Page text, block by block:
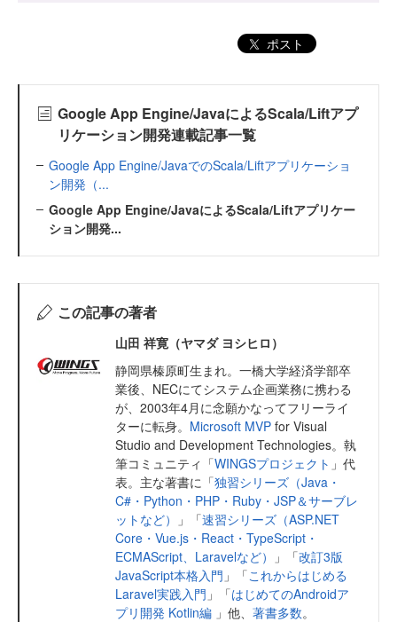
ポスト
Google App Engine/JavaによるScala/Liftアプ
リケーション開発連載記事一覧
Google App Engine/JavaでのScala/Liftアプリケーショ
ン開発（...
Google App Engine/JavaによるScala/Liftアプリケー
ション開発...
この記事の著者
山田 祥寛（ヤマダ ヨシヒロ）
静岡県榛原町生まれ。一橋大学経済学部卒
業後、NECにてシステム企画業務に携わる
が、2003年4月に念願かなってフリーライ
ターに転身。 Microsoft MVP for Visual
Studio and Development Technologies。執
筆コミュニティ「WINGSプロジェクト 」代
表。主な著書に「独習シリーズ（Java・
C#・Python・PHP・Ruby・JSP＆サーブレ
ットなど）
」「速習シリーズ（ASP.NET
Core・Vue.js・React・TypeScript・
ECMAScript、Laravelなど）
」「改訂3版
JavaScript本格入門 」「これからはじめる
Laravel実践入門 」「はじめてのAndroidア
プリ開発 Kotlin編 」他、 著書多数。